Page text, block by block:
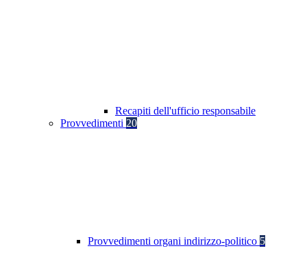
Recapiti dell'ufficio responsabile
Provvedimenti 20
Provvedimenti organi indirizzo-politico 5